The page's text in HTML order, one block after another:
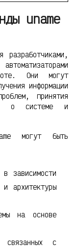
uname
разработчиками,
Они могут
информации
принятия
о системе и
могут быть
зависимости
архитектуры
на основе
с